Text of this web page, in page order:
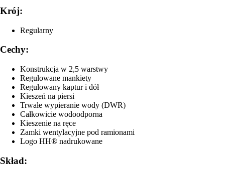
Krój:
Regularny
Cechy:
Konstrukcja w 2,5 warstwy
Regulowane mankiety
Regulowany kaptur i dół
Kieszeń na piersi
Trwałe wypieranie wody (DWR)
Całkowicie wodoodporna
Kieszenie na ręce
Zamki wentylacyjne pod ramionami
Logo HH® nadrukowane
Skład: